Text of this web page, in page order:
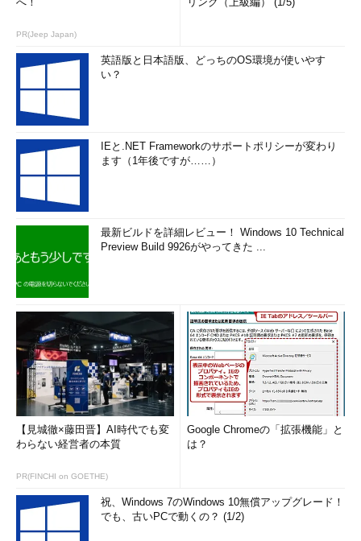
PR(Jeep Japan)
英語版と日本語版、どっちのOS環境が使いやす
い？
IEと.NET Frameworkのサポートポリシーが変わり
ます（1年後ですが……）
最新ビルドを詳細レビュー！ Windows 10 Technical
Preview Build 9926がやってきた ...
【見城徹×藤田晋】AI時代でも変
わらない経営者の本質
PR(FINCHI on GOETHE)
Google Chromeの「拡張機能」と
は？
祝、Windows 7のWindows 10無償アップグレード！
でも、古いPCで動くの？ (1/2)